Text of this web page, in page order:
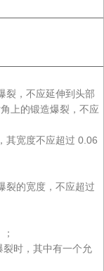
裂，不应延伸到头部
上的锻造爆裂，不应
其宽度不应超过 0.06
裂的宽度，不应超过
时，其中有一个允